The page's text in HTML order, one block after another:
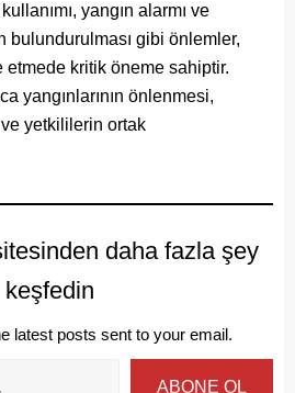
yangın alarmı ve
bulundurulması gibi önlemler,
etmede kritik öneme sahiptir.
yangınlarının önlenmesi,
yetkililerin ortak
daha fazla şey
keşfedin
latest posts sent to your email.
ABONE OL